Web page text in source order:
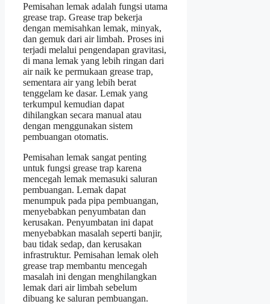
Pemisahan lemak adalah fungsi utama
grease trap. Grease trap bekerja
dengan memisahkan lemak, minyak,
dan gemuk dari air limbah. Proses ini
terjadi melalui pengendapan gravitasi,
di mana lemak yang lebih ringan dari
air naik ke permukaan grease trap,
sementara air yang lebih berat
tenggelam ke dasar. Lemak yang
terkumpul kemudian dapat
dihilangkan secara manual atau
dengan menggunakan sistem
pembuangan otomatis.
Pemisahan lemak sangat penting
untuk fungsi grease trap karena
mencegah lemak memasuki saluran
pembuangan. Lemak dapat
menumpuk pada pipa pembuangan,
menyebabkan penyumbatan dan
kerusakan. Penyumbatan ini dapat
menyebabkan masalah seperti banjir,
bau tidak sedap, dan kerusakan
infrastruktur. Pemisahan lemak oleh
grease trap membantu mencegah
masalah ini dengan menghilangkan
lemak dari air limbah sebelum
dibuang ke saluran pembuangan.